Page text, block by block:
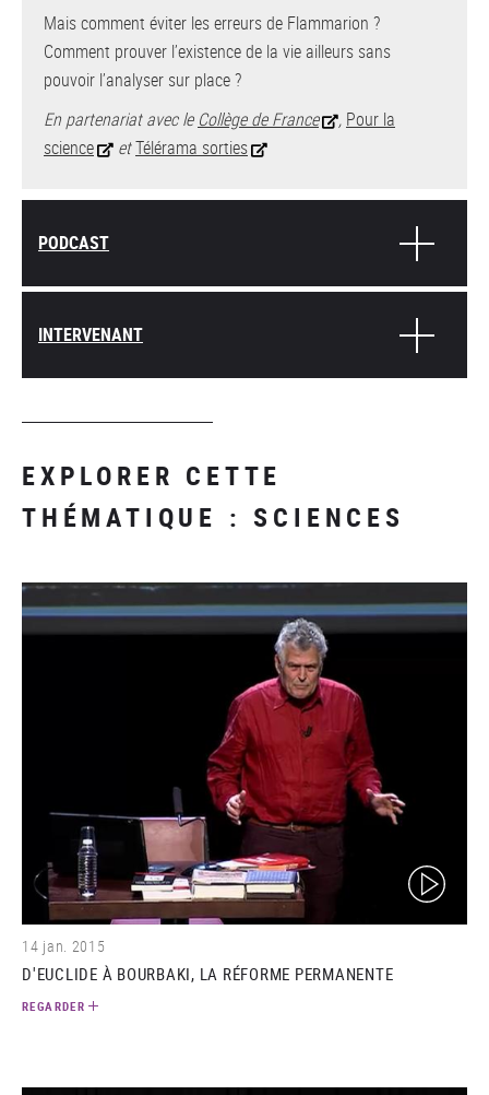
Mais comment éviter les erreurs de Flammarion ?
Comment prouver l’existence de la vie ailleurs sans
pouvoir l’analyser sur place ?
En partenariat avec le Collège de France , Pour la
science
etTélérama sorties
PODCAST
INTERVENANT
EXPLORER CETTE
THÉMATIQUE : SCIENCES
(video)
14 jan. 2015
D'EUCLIDE À BOURBAKI, LA RÉFORME PERMANENTE
REGARDER